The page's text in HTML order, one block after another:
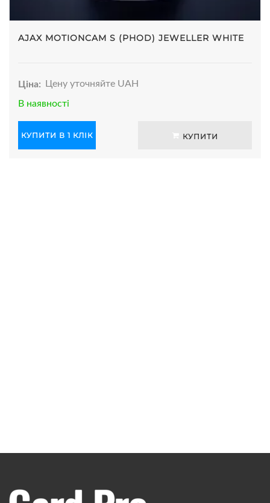
AJAX MOTIONCAM S (PHOD) JEWELLER WHITE
Ціна:
Цену уточняйте UAH
В наявності
КУПИТИ В 1 КЛІК КУПИТИ